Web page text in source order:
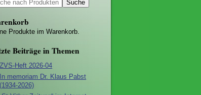
Produkte im Warenkorb.
Beiträge in Themen
ZVS-Heft 2026-04
In memoriam Dr. Klaus Pabst
(1934-2026)